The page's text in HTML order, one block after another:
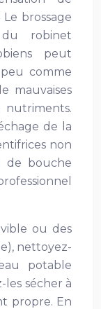
brossage
robinet
peut
comme
mauvaises
nutriments.
de la
non
de bouche
ou des
nettoyez-
potable
sécher à
propre. En